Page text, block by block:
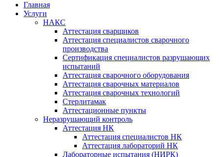
Главная
Услуги
НАКС
Аттестация сварщиков
Аттестация специалистов сварочного
производства
Сертификация специалистов разрушающих
испытаний
Аттестация сварочного оборудования
Аттестация сварочных материалов
Аттестация сварочных технологий
Стерлитамак
Аттестационные пункты
Неразрушающий контроль
Аттестация НК
Аттестация специалистов НК
Аттестация лабораторий НК
Лабораторные испытания (НИРК)